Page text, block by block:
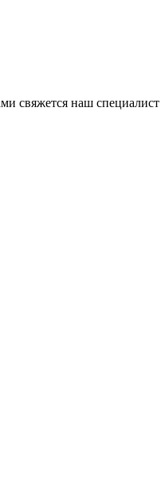
свяжется наш специалист